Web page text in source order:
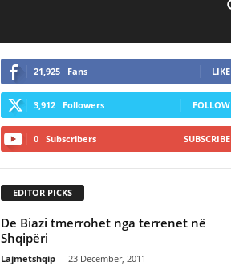
21,925 Fans LIKE
3,912 Followers FOLLOW
0 Subscribers SUBSCRIBE
EDITOR PICKS
De Biazi tmerrohet nga terrenet në
Shqipëri
Lajmetshqip - 23 December, 2011